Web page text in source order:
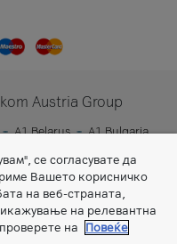
Austria Group
A1 Belarus
A1 Bulgaria
се согласувате да
Вашето корисничко
на веб-страната,
на релевантна
на
Повеќе